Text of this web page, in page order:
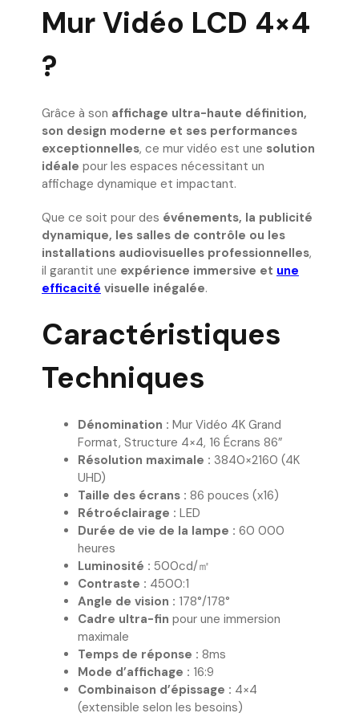
Mur Vidéo LCD 4×4
?
Grâce à son affichage ultra-haute définition,
son design moderne et ses performances
exceptionnelles, ce mur vidéo est une solution
idéale pour les espaces nécessitant un
affichage dynamique et impactant.
Que ce soit pour des événements, la publicité
dynamique, les salles de contrôle ou les
installations audiovisuelles professionnelles,
il garantit une expérience immersive et une
efficacité visuelle inégalée.
Caractéristiques
Techniques
Dénomination : Mur Vidéo 4K Grand
Format, Structure 4×4, 16 Écrans 86”
Résolution maximale : 3840×2160 (4K
UHD)
Taille des écrans : 86 pouces (x16)
Rétroéclairage : LED
Durée de vie de la lampe : 60 000
heures
Luminosité : 500cd/㎡
Contraste : 4500:1
Angle de vision : 178°/178°
Cadre ultra-fin pour une immersion
maximale
Temps de réponse : 8ms
Mode d’affichage : 16:9
Combinaison d’épissage : 4×4
(extensible selon les besoins)